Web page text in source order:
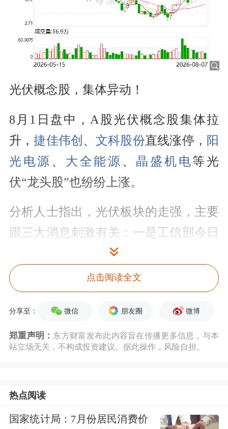
光伏概念股，集体异动！
8月1日盘中，A股光伏概念股集体拉
升，捷佳伟创 、 文科股份直线涨停， 阳
光电源 、 大全能源 、 晶盛机电等光
伏“龙头股”也纷纷上涨。
分析人士指出，光伏板块的走强，主要
跟三大消息刺激有关：一是工信部今日
印发2025年度多晶硅行业专项节能监察
任务清单；二是国家能源局最新数据显
示，今年上半年全国光伏发电量大幅增
长；三是捷佳伟创昨晚披露的业绩有
点“亮眼”。
今日，在A股三大指数集体调整的背景
下，光伏概念股异军突起。截至券商中
点击阅读全文
分享至： 微信 朋友圈 微博
郑重声明： 东方财富发布此内容旨在传播更多信息，与本
站立场无关，不构成投资建议。据此操作，风险自担。
热点阅读
国家统计局：7月份居民消费价